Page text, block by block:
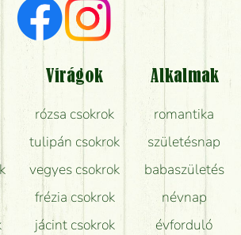
kapok a virágküldésről?
kapom, ami a képen van?
a virágcsokrok szállításáról?
lehető legtovább friss a csokor?
koszorút vásárolni boltban?
Virágok
rózsa csokrok
tulipán csokrok
vegyes csokrok
frézia csokrok
jácint csokrok
Alkalmak
romantika
születésnap
babaszületés
névnap
évforduló